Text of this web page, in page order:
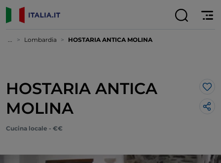
... Lombardia HOSTARIA ANTICA MOLINA
HOSTARIA ANTICA
MOLINA
Cucina locale - €€